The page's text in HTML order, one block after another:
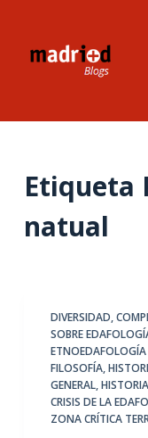
Etiqueta
natual
DIVERSIDAD,
SOBRE
FILOSOFÍA,
GENERAL,
CRISIS DE LA
ZONA CRÍTICA